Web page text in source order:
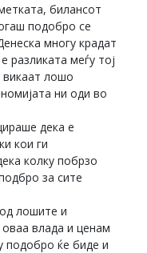
билансот
подобро се
многу крадат
разликата меѓу тој
викаат лошо
ни оди во
дека е
кои ги
колку побрзо
за сите
лошите и
влада и ценам
подобро ќе биде и